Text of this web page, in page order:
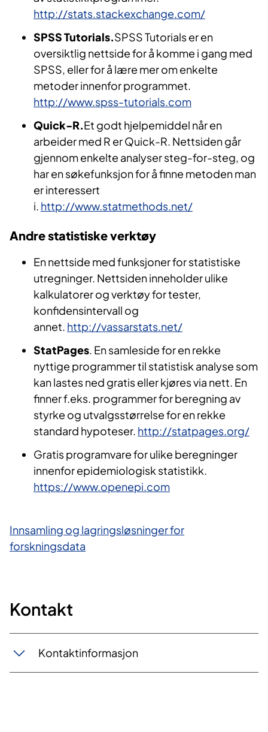
http://stats.stackexchange.com/
SPSS Tutorials.SPSS Tutorials er en
oversiktlig nettside for å komme i gang med
SPSS, eller for å lære mer om enkelte
metoder innenfor programmet.
http://www.spss-tutorials.com
Quick-R.​Et godt hjelpemiddel når en
arbeider med R er Quick-R. Nettsiden går
gjennom enkelte analyser steg-for-steg, og
har en søkefunksjon for å finne metoden man
er interessert
i. http://www.statmethods.net/
Andre statistiske verktøy
En nettside med funksjoner for statistiske
utregninger. Nettsiden inneholder ulike
kalkulatorer og verktøy for tester,
konfidensintervall og
annet. http://vassarstats.net/
StatPages. En samleside for en rekke
nyttige programmer til statistisk analyse som
kan lastes ned gratis eller kjøres via nett. En
finner f.eks. programmer for beregning av
styrke og utvalgsstørrelse for en rekke
standard hypoteser. ​ http://statpages.org/
Gratis programvare for ulike beregninger
innenfor epidemiologisk statistikk.
https://www.openepi.com
Innsamling og lagringsløsninger for
forskningsdata​
Kontakt
Kontaktinformasjon